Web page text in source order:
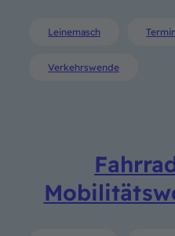
Leinemasch
Verkehrswende